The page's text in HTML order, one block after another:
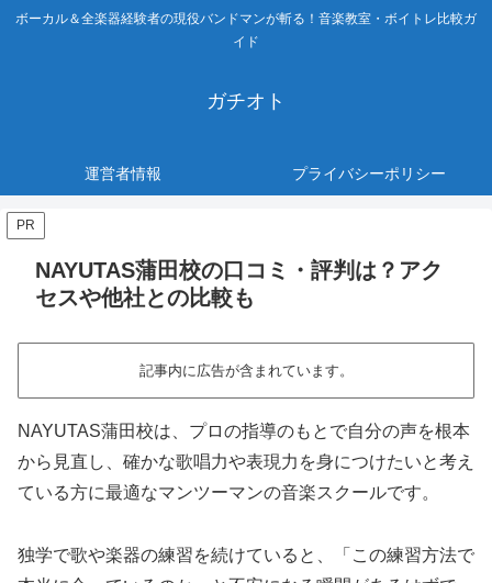
ボーカル＆全楽器経験者の現役バンドマンが斬る！音楽教室・ボイトレ比較ガ
イド
ガチオト
運営者情報 プライバシーポリシー
PR
NAYUTAS蒲田校の口コミ・評判は？アク
セスや他社との比較も
記事内に広告が含まれています。
NAYUTAS蒲田校は、プロの指導のもとで自分の声を根本
から見直し、確かな歌唱力や表現力を身につけたいと考え
ている方に最適なマンツーマンの音楽スクールです。
独学で歌や楽器の練習を続けていると、「この練習方法で